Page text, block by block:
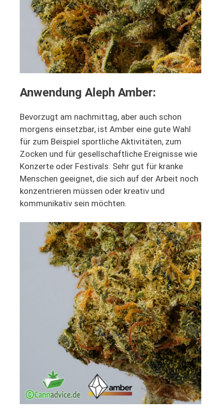
Anwendung Aleph Amber:
Bevorzugt am nachmittag, aber auch schon
morgens einsetzbar, ist Amber eine gute Wahl
für zum Beispiel sportliche Aktivitäten, zum
Zocken und für gesellschaftliche Ereignisse wie
Konzerte oder Festivals. Sehr gut für kranke
Menschen geeignet, die sich auf der Arbeit noch
konzentrieren müssen oder kreativ und
kommunikativ sein möchten.